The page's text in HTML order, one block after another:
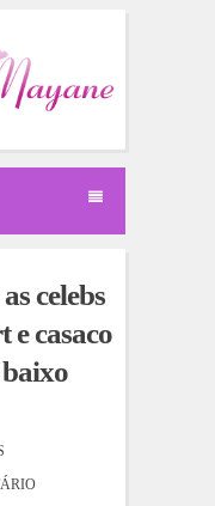
celebs
e casaco